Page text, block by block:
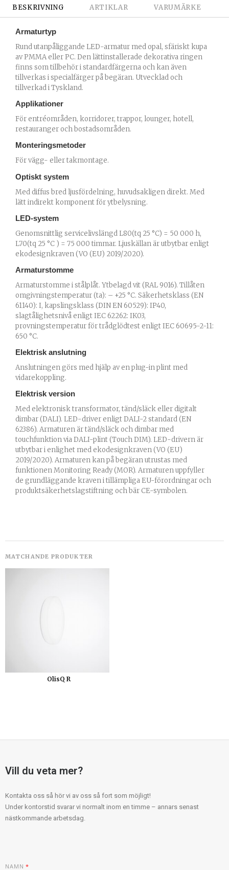
BESKRIVNING ARTIKLAR VARUMÄRKE
Armaturtyp
Rund utanpåliggande LED-armatur med opal, sfäriskt kupa
av PMMA eller PC. Den lättinstallerade dekorativa ringen
finns som tillbehör i standardfärgerna och kan även
tillverkas i specialfärger på begäran. Utvecklad och
tillverkad i Tyskland.
Applikationer
För entréområden, korridorer, trappor, lounger, hotell,
restauranger och bostadsområden.
Monteringsmetoder
För vägg- eller takmontage.
Optiskt system
Med diffus bred ljusfördelning, huvudsakligen direkt. Med
lätt indirekt komponent för ytbelysning.
LED-system
Genomsnittlig servicelivslängd L80(tq 25 °C) = 50 000 h,
L70(tq 25 °C ) = 75 000 timmar. Ljuskällan är utbytbar enligt
ekodesignkraven (VO (EU) 2019/2020).
Armaturstomme
Armaturstomme i stålplåt. Ytbelagd vit (RAL 9016). Tillåten
omgivningstemperatur (ta): – +25 °C. Säkerhetsklass (EN
61140): I, kapslingsklass (DIN EN 60529): IP40,
slagtålighetsnivå enligt IEC 62262: IK03,
provningstemperatur för trådglödtest enligt IEC 60695-2-11:
650 °C.
Elektrisk anslutning
Anslutningen görs med hjälp av en plug-in plint med
vidarekoppling.
Elektrisk version
Med elektronisk transformator, tänd/släck eller digitalt
dimbar (DALI). LED-driver enligt DALI-2 standard (EN
62386). Armaturen är tänd/släck och dimbar med
touchfunktion via DALI-plint (Touch DIM). LED-drivern är
utbytbar i enlighet med ekodesignkraven (VO (EU)
2019/2020). Armaturen kan på begäran utrustas med
funktionen Monitoring Ready (MOR). Armaturen uppfyller
de grundläggande kraven i tillämpliga EU-förordningar och
produktsäkerhetslagstiftning och bär CE-symbolen.
OlisQ R
Vill du veta mer?
Kontakta oss så hör vi av oss så fort som möjligt!
Under kontorstid svarar vi normalt inom en timme – annars senast
nästkommande arbetsdag.
NAMN*